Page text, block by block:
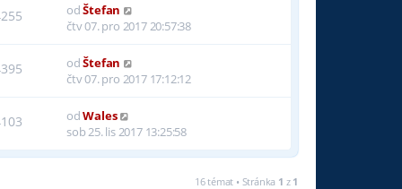
odŠtefan
čtv 07. pro 2017 20:57:38
odŠtefan
čtv 07. pro 2017 17:12:12
odWales
sob 25. lis 2017 13:25:58
16 témat • Stránka 1 z 1